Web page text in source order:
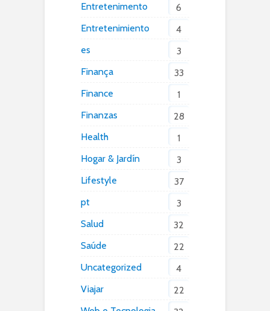
Entretenimento
6
Entretenimiento
4
es
3
Finança
33
Finance
1
Finanzas
28
Health
1
Hogar & Jardín
3
Lifestyle
37
pt
3
Salud
32
Saúde
22
Uncategorized
4
Viajar
22